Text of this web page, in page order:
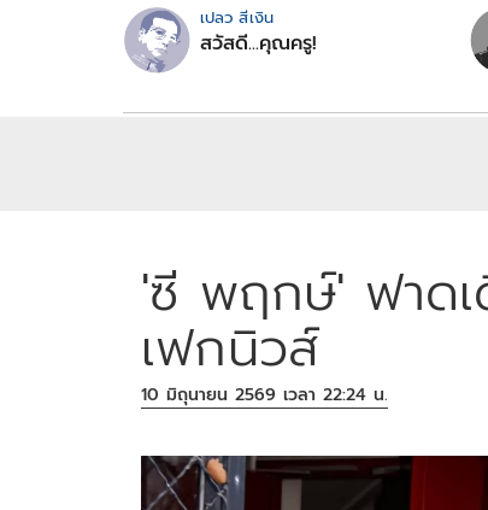
เปลว สีเงิน
สวัสดี...คุณครู!
'ซี พฤกษ์' ฟาดเ
เฟกนิวส์
10 มิถุนายน 2569 เวลา 22:24 น.